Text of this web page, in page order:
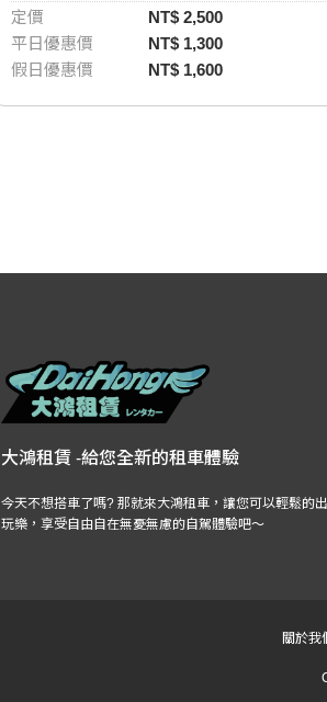
定價
NT$ 2,500
平日優惠價
NT$ 1,300
假日優惠價
NT$ 1,600
大鴻租賃 -給您全新的租車體驗
今天不想搭車了嗎? 那就來大鴻租車，讓您可以輕鬆的
玩樂，享受自由自在無憂無慮的自駕體驗吧～
關於我